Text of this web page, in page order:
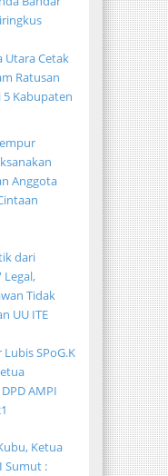
Utara Cetak
Ratusan
Kabupaten
Anggota
dari
Legal,
Tidak
UU ITE
SPoG.K
AMPI
Ketua
Sumut :